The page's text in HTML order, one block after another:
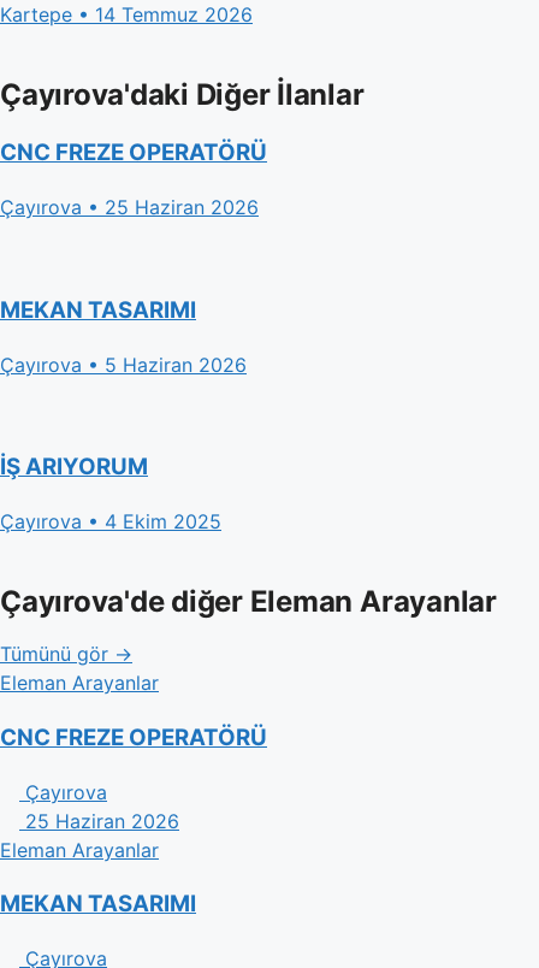
Kartepe • 14 Temmuz 2026
Çayırova'daki Diğer İlanlar
CNC FREZE OPERATÖRÜ
Çayırova • 25 Haziran 2026
MEKAN TASARIMI
Çayırova • 5 Haziran 2026
İŞ ARIYORUM
Çayırova • 4 Ekim 2025
Çayırova'de diğer Eleman Arayanlar
Tümünü gör →
Eleman Arayanlar
CNC FREZE OPERATÖRÜ
Çayırova
25 Haziran 2026
Eleman Arayanlar
MEKAN TASARIMI
Çayırova